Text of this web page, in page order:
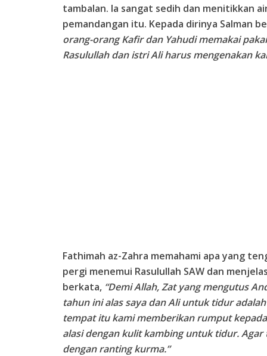
tambalan. Ia sangat sedih dan menitikkan
pemandangan itu. Kepada dirinya Salman
orang-orang Kafir dan Yahudi memakai
Rasulullah dan istri Ali harus mengenakan
Fathimah az-Zahra memahami apa yang
pergi menemui Rasulullah SAW dan
berkata, “Demi Allah, Zat yang mengutus
tahun ini alas saya dan Ali untuk tidur
tempat itu kami memberikan rumput
alasi dengan kulit kambing untuk tidur.
dengan ranting kurma.”